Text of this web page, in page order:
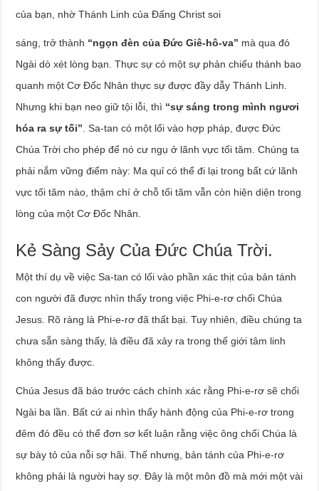
của bạn, nhờ Thánh Linh của Đấng Christ soi
sáng, trở thành “ngọn đèn của Đức Giê-hô-va” mà qua đó
Ngài dò xét lòng bạn. Thực sự có một sự phản chiếu thánh bao
quanh một Cơ Đốc Nhân thực sự được đầy dẫy Thánh Linh.
Nhưng khi bạn neo giữ tội lỗi, thì “sự sáng trong mình ngươi
hóa ra sự tối” . Sa-tan có một lối vào hợp pháp, được Đức
Chúa Trời cho phép để nó cư ngụ ở lãnh vực tối tăm. Chúng ta
phải nắm vững điểm này: Ma quỉ có thể đi lại trong bất cứ lãnh
vực tối tăm nào, thậm chí ở chỗ tối tăm vẫn còn hiện diện trong
lòng của một Cơ Đốc Nhân.
Kẻ Sàng Sảy Của Đức Chúa Trời.
Một thí dụ về việc Sa-tan có lối vào phần xác thịt của bản tánh
con người đã được nhìn thấy trong việc Phi-e-rơ chối Chúa
Jesus. Rõ ràng là Phi-e-rơ đã thất bại. Tuy nhiên, điều chúng ta
chưa sẵn sàng thấy, là điều đã xảy ra trong thế giới tâm linh
không thấy được.
Chúa Jesus đã báo trước cách chính xác rằng Phi-e-rơ sẽ chối
Ngài ba lần. Bất cứ ai nhìn thấy hành động của Phi-e-rơ trong
đêm đó đều có thể đơn sơ kết luận rằng việc ông chối Chúa là
sự bày tỏ của nỗi sợ hãi. Thế nhưng, bản tánh của Phi-e-rơ
không phải là người hay sợ. Đây là một môn đồ mà mới một vài